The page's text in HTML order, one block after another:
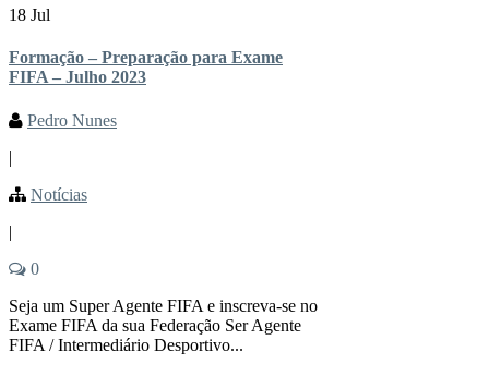
18 Jul
Formação – Preparação para Exame
FIFA – Julho 2023
Pedro Nunes
|
Notícias
|
0
Seja um Super Agente FIFA e inscreva-se no
Exame FIFA da sua Federação Ser Agente
FIFA / Intermediário Desportivo...